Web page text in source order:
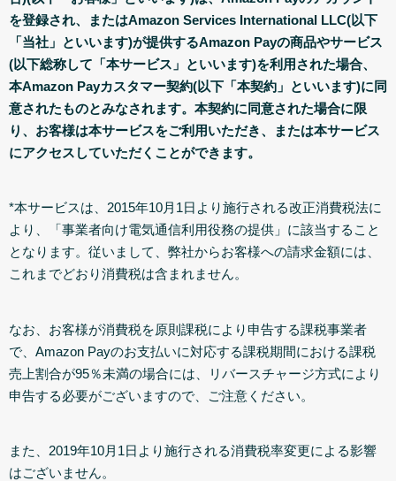
を登録され、またはAmazon Services International LLC(以下
「当社」といいます)が提供するAmazon Payの商品やサービス
(以下総称して「本サービス」といいます)を利用された場合、
本Amazon Payカスタマー契約(以下「本契約」といいます)に同
意されたものとみなされます。本契約に同意された場合に限
り、お客様は本サービスをご利用いただき、または本サービス
にアクセスしていただくことができます。
*本サービスは、2015年10月1日より施行される改正消費税法に
より、「事業者向け電気通信利用役務の提供」に該当すること
となります。従いまして、弊社からお客様への請求金額には、
これまでどおり消費税は含まれません。
なお、お客様が消費税を原則課税により申告する課税事業者
で、Amazon Payのお支払いに対応する課税期間における課税
売上割合が95％未満の場合には、リバースチャージ方式により
申告する必要がございますので、ご注意ください。
また、2019年10月1日より施行される消費税率変更による影響
はございません。